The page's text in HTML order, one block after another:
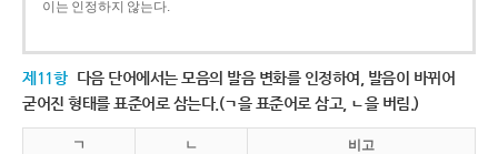
이는 인정하지 않는다.
제11항 다음 단어에서는 모음의 발음 변화를 인정하여, 발음이 바뀌어
굳어진 형태를 표준어로 삼는다.(ㄱ을 표준어로 삼고, ㄴ을 버림.)
ㄱ ㄴ 비고